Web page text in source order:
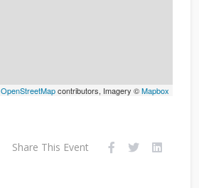
OpenStreetMapcontributors, Imagery ©Mapbox
Share This Event